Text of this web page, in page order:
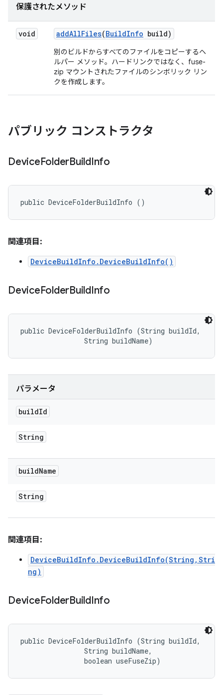
保護されたメソッド
void addAllFiles(BuildInfo build)
別のビルドからすべてのファイルをコピーするヘ
ルパー メソッド。ハードリンクではなく、fuse-
zip マウントされたファイルのシンボリック リン
クを作成します。
パブリック コンストラクタ
DeviceFolderBuildInfo
public DeviceFolderBuildInfo ()
関連項目:
DeviceBuildInfo.DeviceBuildInfo()
DeviceFolderBuildInfo
public DeviceFolderBuildInfo (String buildId,
                String buildName)
パラメータ
buildId
String
buildName
String
関連項目:
DeviceBuildInfo.DeviceBuildInfo(String,Stri
ng)
DeviceFolderBuildInfo
public DeviceFolderBuildInfo (String buildId,
                String buildName,
                boolean useFuseZip)